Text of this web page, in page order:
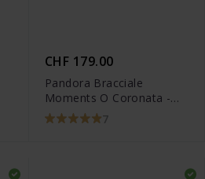
CHF 179.00
Pandora Bracciale
Moments O Coronata -
569046C017